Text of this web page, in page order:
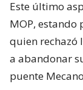
Este último
MOP, estando
quien rechazó
a abandonar
puente